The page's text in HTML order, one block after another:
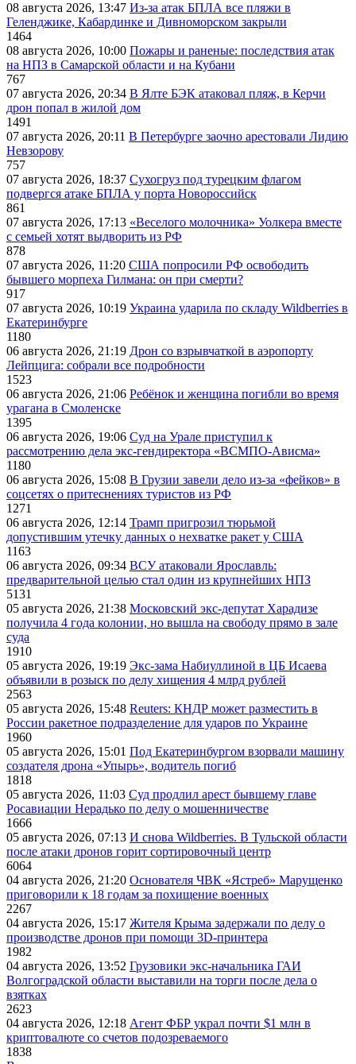
08 августа 2026, 13:47 Из-за атак БПЛА все пляжи в
Геленджике, Кабардинке и Дивноморском закрыли
1464
08 августа 2026, 10:00 Пожары и раненые: последствия атак
на НПЗ в Самарской области и на Кубани
767
07 августа 2026, 20:34 В Ялте БЭК атаковал пляж, в Керчи
дрон попал в жилой дом
1491
07 августа 2026, 20:11 В Петербурге заочно арестовали Лидию
Невзорову
757
07 августа 2026, 18:37 Сухогруз под турецким флагом
подвергся атаке БПЛА у порта Новороссийск
861
07 августа 2026, 17:13 «Веселого молочника» Уолкера вместе
с семьей хотят выдворить из РФ
878
07 августа 2026, 11:20 США попросили РФ освободить
бывшего морпеха Гилмана: он при смерти?
917
07 августа 2026, 10:19 Украина ударила по складу Wildberries в
Екатеринбурге
1180
06 августа 2026, 21:19 Дрон со взрывчаткой в аэропорту
Лейпцига: собрали все подробности
1523
06 августа 2026, 21:06 Ребёнок и женщина погибли во время
урагана в Смоленске
1395
06 августа 2026, 19:06 Суд на Урале приступил к
рассмотрению дела экс-гендиректора «ВСМПО-Ависма»
1180
06 августа 2026, 15:08 В Грузии завели дело из-за «фейков» в
соцсетях о притеснениях туристов из РФ
1271
06 августа 2026, 12:14 Трамп пригрозил тюрьмой
допустившим утечку данных о нехватке ракет у США
1163
06 августа 2026, 09:34 ВСУ атаковали Ярославль:
предварительной целью стал один из крупнейших НПЗ
5131
05 августа 2026, 21:38 Московский экс-депутат Харадизе
получила 4 года колонии, но вышла на свободу прямо в зале
суда
1910
05 августа 2026, 19:19 Экс-зама Набиуллиной в ЦБ Исаева
объявили в розыск по делу хищения 4 млрд рублей
2563
05 августа 2026, 15:48 Reuters: КНДР может разместить в
России ракетное подразделение для ударов по Украине
1960
05 августа 2026, 15:01 Под Екатеринбургом взорвали машину
создателя дрона «Упырь», водитель погиб
1818
05 августа 2026, 11:03 Суд продлил арест бывшему главе
Росавиации Нерадько по делу о мошенничестве
1666
05 августа 2026, 07:13 И снова Wildberries. В Тульской области
после атаки дронов горит сортировочный центр
6064
04 августа 2026, 21:20 Основателя ЧВК «Ястреб» Марущенко
приговорили к 18 годам за похищение военных
2267
04 августа 2026, 15:17 Жителя Крыма задержали по делу о
производстве дронов при помощи 3D‑принтера
1982
04 августа 2026, 13:52 Грузовики экс-начальника ГАИ
Волгоградской области выставили на торги после дела о
взятках
2623
04 августа 2026, 12:18 Агент ФБР украл почти $1 млн в
криптовалюте со счетов подозреваемого
1838